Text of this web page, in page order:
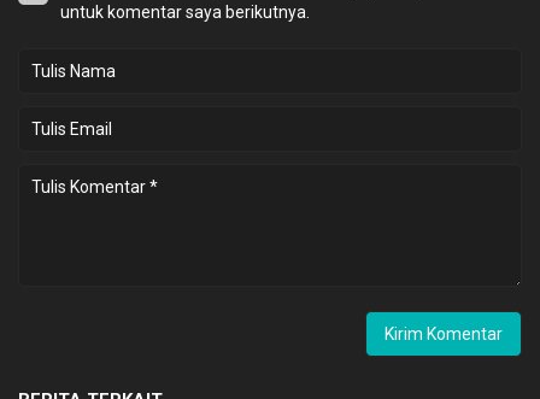
untuk komentar saya berikutnya.